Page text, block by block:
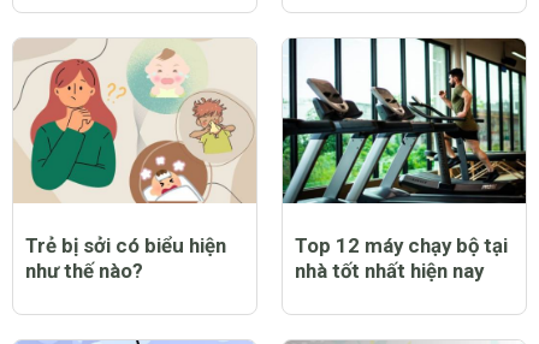
Trẻ bị sốt có tiêm
phòng sởi được không
và lưu ý dành cho cha
mẹ
Trẻ bị sởi có ngứa
không và lời giải đáp
đầy bất ngờ